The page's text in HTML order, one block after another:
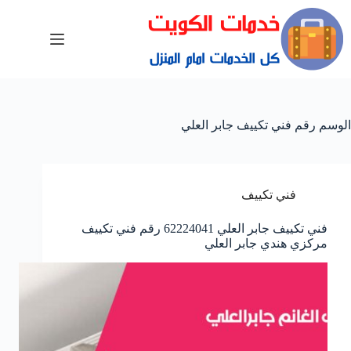
الوسم رقم فني تكييف جابر العلي
فني تكييف
فني تكييف جابر العلي 62224041 رقم فني تكييف
مركزي هندي جابر العلي